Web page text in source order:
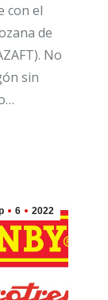
con el
de
No
sin
6 2022